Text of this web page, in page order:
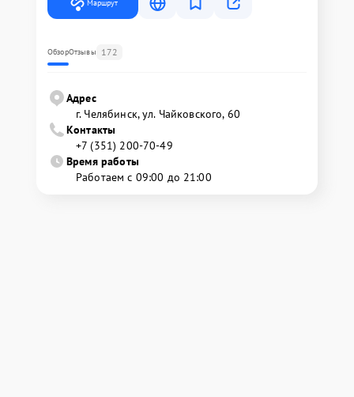
Маршрут
ОбзорОтзывы 172
Адрес
г. Челябинск, ул. Чайковского, 60
Контакты
+7 (351) 200-70-49
Время работы
Работаем с 09:00 до 21:00